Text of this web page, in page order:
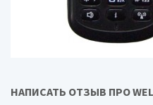
Время работы в режиме
НАПИСАТЬ ОТЗЫВ ПРО